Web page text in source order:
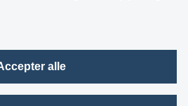
alle